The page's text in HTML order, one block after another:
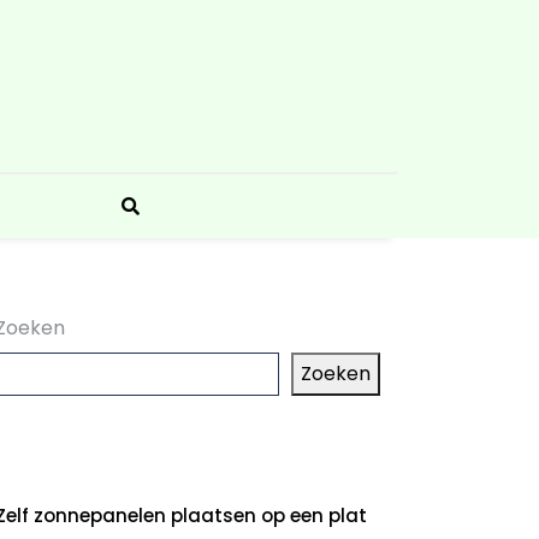
Zoeken
zonnepanelen plaatsen op een plat